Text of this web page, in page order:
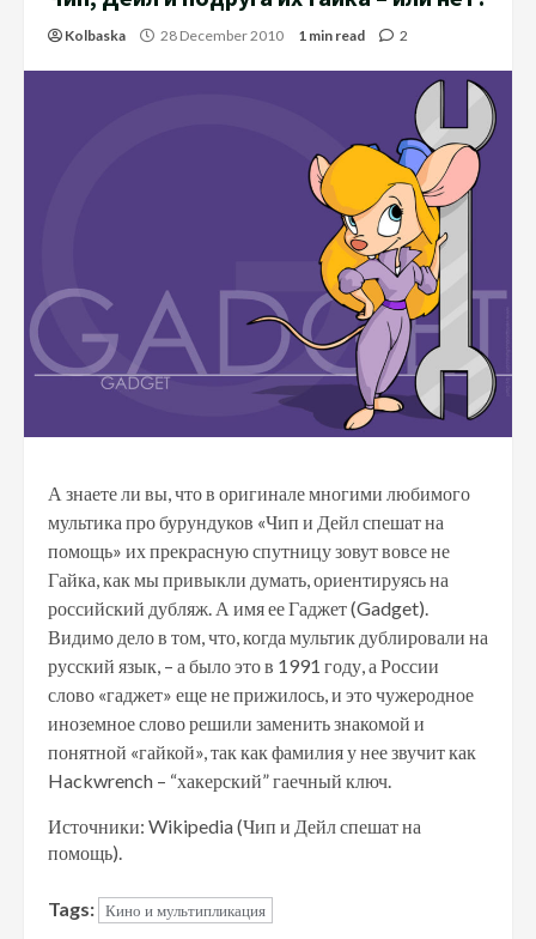
Kolbaska 28 December 2010 1 min read 2
А знаете ли вы, что в оригинале многими любимого
мультика про бурундуков «Чип и Дейл спешат на
помощь» их прекрасную спутницу зовут вовсе не
Гайка, как мы привыкли думать, ориентируясь на
российский дубляж. А имя ее Гаджет (Gadget).
Видимо дело в том, что, когда мультик дублировали на
русский язык, – а было это в 1991 году, а России
слово «гаджет» еще не прижилось, и это чужеродное
иноземное слово решили заменить знакомой и
понятной «гайкой», так как фамилия у нее звучит как
Hackwrench – “хакерский” гаечный ключ.
Источники: Wikipedia (Чип и Дейл спешат на
помощь).
Tags: Кино и мультипликация